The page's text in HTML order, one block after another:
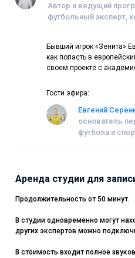
Автор и ведущий
футбольный эксперт,
Бывший игрок «Зенита»
как попасть в
своем проекте с
Гости эфира:
Евгений
основатель
футбола и
Аренда студии для
Продолжительность от 50 минут.
В студии одновременно могут
других экспертов можно
В стоимость входит полное